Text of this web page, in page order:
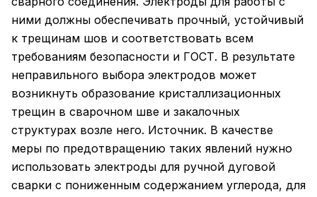
ними должны обеспечивать прочный, устойчивый
к трещинам шов и соответствовать всем
требованиям безопасности и ГОСТ. В результате
неправильного выбора электродов может
возникнуть образование кристаллизационных
трещин в сварочном шве и закалочных
структурах возле него. Источник. В качестве
меры по предотвращению таких явлений нужно
использовать электроды для ручной дуговой
сварки с пониженным содержанием углерода, для